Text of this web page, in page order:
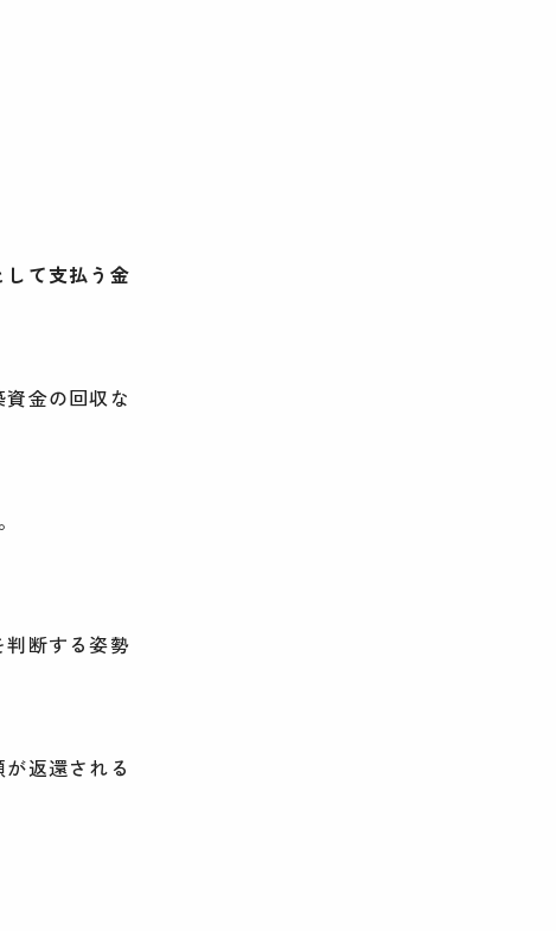
て支払う金
金の回収な
断する姿勢
返還される